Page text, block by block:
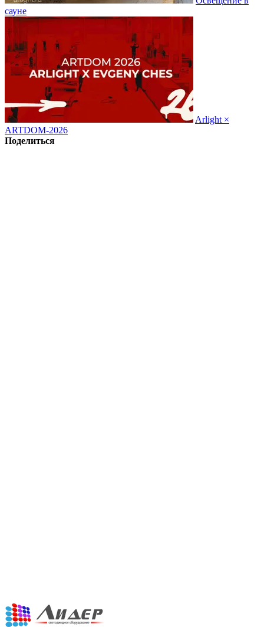
сауне
Arlight ×
ARTDOM-2026
Поделиться